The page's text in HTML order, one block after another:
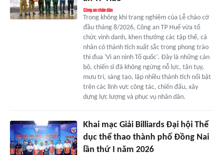
Trong không khí trang nghiêm của Lễ chào cờ
đầu tháng 8/2026, Công an TP Huế vừa tổ
chức vinh danh, khen thưởng các tập thể, cá
nhân có thành tích xuất sắc trong phong trào
thi đua 'Vì an ninh Tổ quốc'. Đây là những cán
bộ, chiến sĩ đã không ngừng nỗ lực, tận tụy,
mưu trí, sáng tạo, lập nhiều thành tích nổi bật
trên các lĩnh vực công tác, chiến đấu, xây
dựng lực lượng và phục vụ nhân dân.
Khai mạc Giải Billiards Đại hội Thể
dục thể thao thành phố Đồng Nai
lần thứ I năm 2026